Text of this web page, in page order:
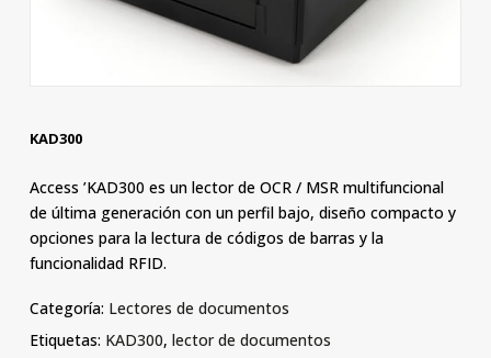
KAD300
Access ’KAD300 es un lector de OCR / MSR multifuncional
de última generación con un perfil bajo, diseño compacto y
opciones para la lectura de códigos de barras y la
funcionalidad RFID.
Categoría: Lectores de documentos
Etiquetas: KAD300, lector de documentos